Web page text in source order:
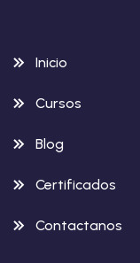
Inicio
Cursos
Blog
Certificados
Contactanos